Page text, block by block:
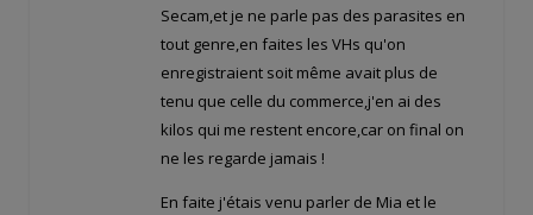
Secam,et je ne parle pas des parasites en
tout genre,en faites les VHs qu'on
enregistraient soit même avait plus de
tenu que celle du commerce,j'en ai des
kilos qui me restent encore,car on final on
ne les regarde jamais !
En faite j'étais venu parler de Mia et le